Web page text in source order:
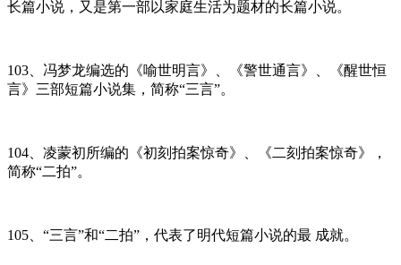
长篇小说，又是第一部以家庭生活为题材的长篇小说。
103、冯梦龙编选的《喻世明言》、《警世通言》、《醒世恒
言》三部短篇小说集，简称“三言”。
104、凌蒙初所编的《初刻拍案惊奇》、《二刻拍案惊奇》，
简称“二拍”。
105、“三言”和“二拍”，代表了明代短篇小说的最 成就。